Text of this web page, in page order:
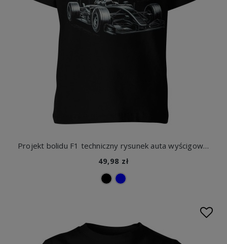
Projekt bolidu F1 techniczny rysunek auta wyścigowego Dziecięca koszulka
49,98 zł